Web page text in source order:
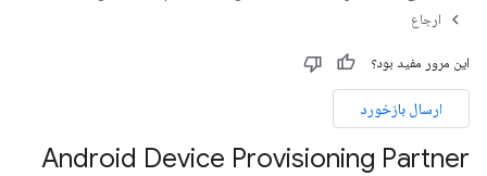
ارجاع
این مرور مفید بود؟
ارسال بازخورد
Android Device Provisioning Partner